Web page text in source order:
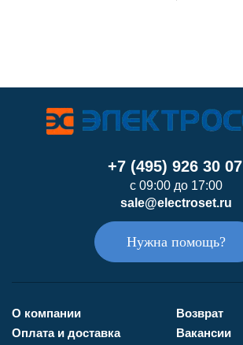
+7 (495) 926 30 07
с 09:00 до 17:00
sale@electroset.ru
Нужна помощь?
О компании
Оплата и доставка
Возврат
Вакансии